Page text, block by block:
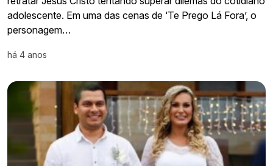
adolescente. Em uma das cenas de ‘Te Prego Lá Fora’, o
personagem…
há 4 anos